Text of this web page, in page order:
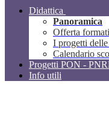
Didattica
Panoramica
Offerta
I progetti delle
Calendario
Progetti PON -
Info utili